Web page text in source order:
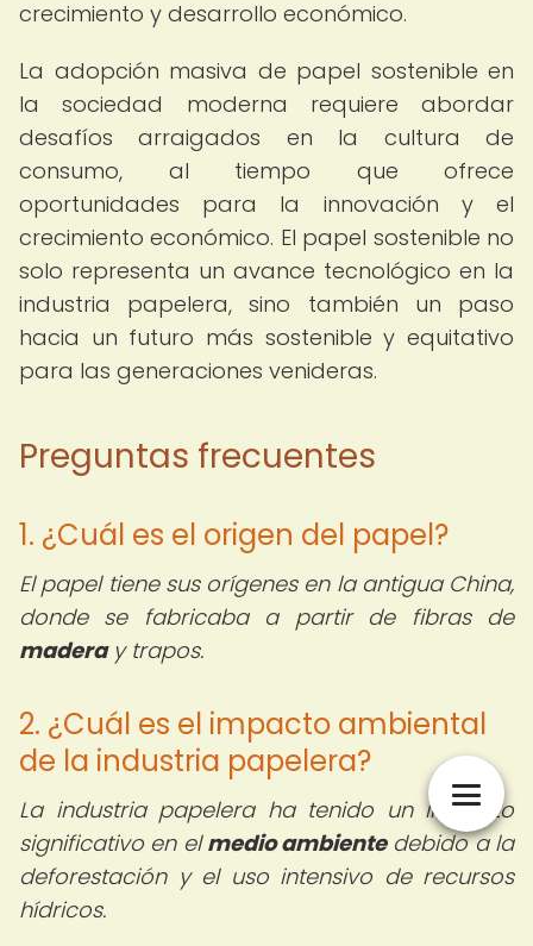
crecimiento y desarrollo económico.
La adopción masiva de papel sostenible en
la sociedad moderna requiere abordar
desafíos arraigados en la cultura de
consumo, al tiempo que ofrece
oportunidades para la innovación y el
crecimiento económico. El papel sostenible no
solo representa un avance tecnológico en la
industria papelera, sino también un paso
hacia un futuro más sostenible y equitativo
para las generaciones venideras.
Preguntas frecuentes
1. ¿Cuál es el origen del papel?
El papel tiene sus orígenes en la antigua China,
donde se fabricaba a partir de fibras de
maderay trapos.
2. ¿Cuál es el impacto ambiental
de la industria papelera?
La industria papelera ha tenido un impacto
significativo en elmedio ambientedebido a la
deforestación y el uso intensivo de recursos
hídricos.